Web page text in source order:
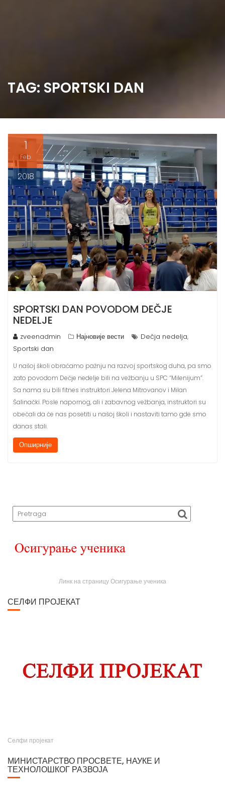
TAG: SPORTSKI DAN
1
Feb
2018
SPORTSKI DAN POVODOM DEČJE
NEDELJE
zveenadmin Најновије вести Dečja nedelja,
Sportski dan
U našoj školi obraćamo pažnju na razvoj sportskog duha, pa smo
zato povodom Dečje nedelje bili na vežbanju u SPC “Milenijum”.
Sa nama su bili fitnes instruktori Jelena Mitrovanov i Milan
Šalinački. Posle napornog, ali i zabavnog vežbanja, instruktori su
obećali da će nas posetiti u našoj školi i nastaviti tamo gde smo
danas stali.
Опширније
Линк на страницу Осигурање ученика
СЕЛФИ ПРОЈЕКАТ
Селфи пројекат
МИНИСТАРСТВО ПРОСВЕТЕ, НАУКЕ И
ТЕХНОЛОШКОГ РАЗВОЈА